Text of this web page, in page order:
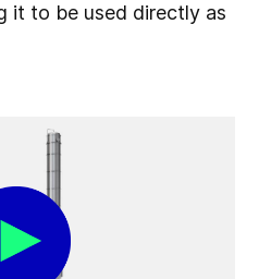
it to be used directly as